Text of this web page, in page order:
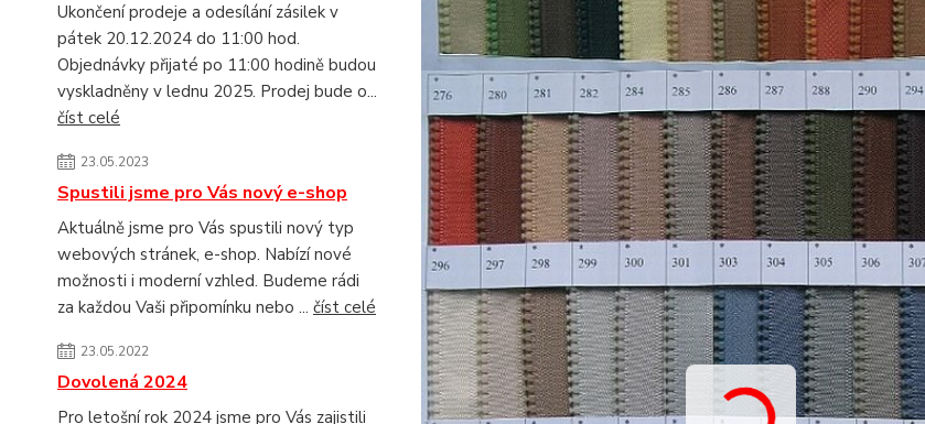
Ukončení prodeje a odesílání zásilek v
pátek 20.12.2024 do 11:00 hod.
Objednávky přijaté po 11:00 hodině budou
vyskladněny v lednu 2025. Prodej bude o...
číst celé
23.05.2023
Spustili jsme pro Vás nový e-shop
Aktuálně jsme pro Vás spustili nový typ
webových stránek, e-shop. Nabízí nové
možnosti i moderní vzhled. Budeme rádi
za každou Vaši připomínku nebo ... číst celé
23.05.2022
Dovolená 2024
Pro letošní rok 2024 jsme pro Vás zajistili